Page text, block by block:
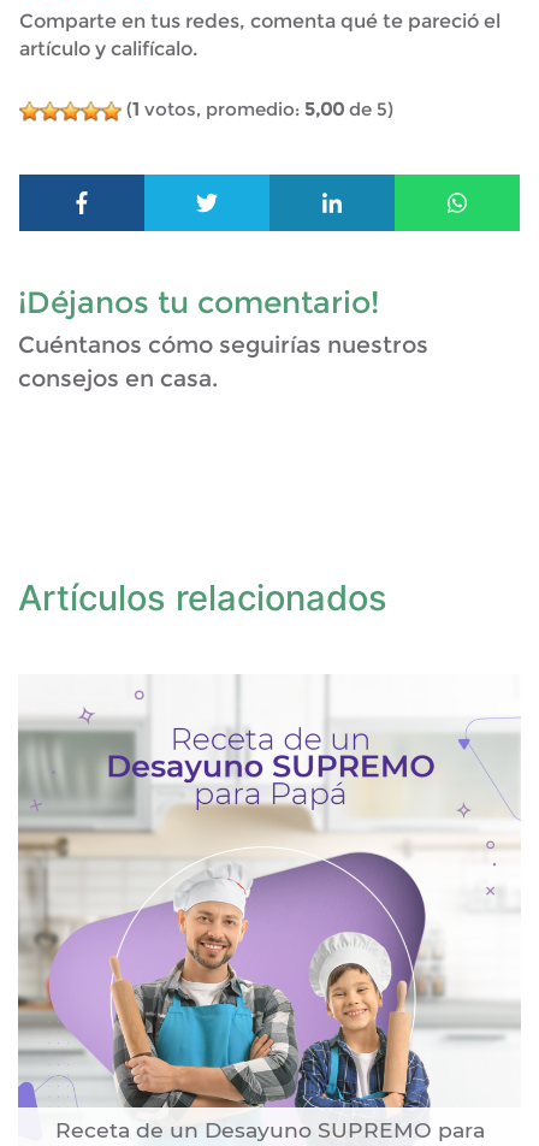
Comparte en tus redes, comenta qué te pareció el
artículo y califícalo.
(1 votos, promedio: 5,00de 5)
¡Déjanos tu comentario!
Cuéntanos cómo seguirías nuestros
consejos en casa.
Artículos relacionados
Receta de un Desayuno SUPREMO para